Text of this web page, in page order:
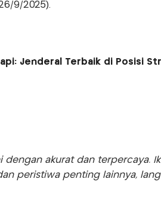
9/2025).
Jenderal Terbaik di Posisi
dengan akurat dan terpercaya.
peristiwa penting lainnya,